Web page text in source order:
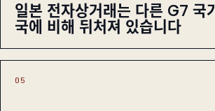
일본 전자상거래는 다른 G7 국
국에 비해 뒤처져 있습니다
05